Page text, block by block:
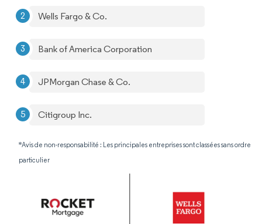
Wells Fargo & Co.
Bank of America Corporation
JPMorgan Chase & Co.
Citigroup Inc.
*Avis de non-responsabilité : Les principales entreprises sont classées sans ordre
particulier